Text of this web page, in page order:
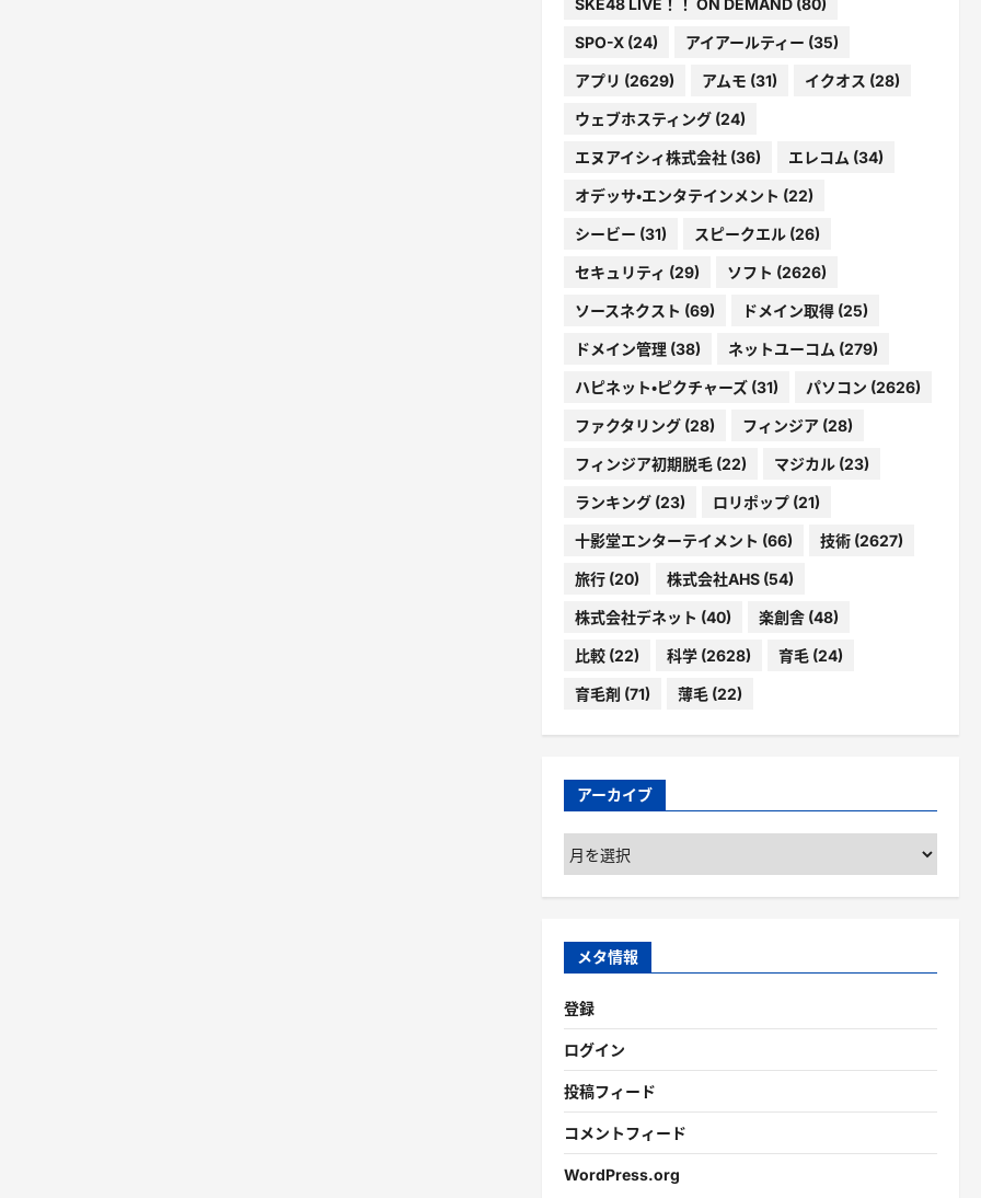
SPO-X(24) アイアールティー (35)
アプリ (2629) アムモ (31) イクオス (28)
ウェブホスティング(24)
エヌアイシィ株式会社(36) エレコム (34)
オデッサ・エンタテインメント (22)
シービー (31) スピークエル(26)
セキュリティ (29) ソフト (2626)
ソースネクスト (69) ドメイン取得(25)
ドメイン管理(38) ネットユーコム (279)
ハピネット・ピクチャーズ(31) パソコン (2626)
ファクタリング(28) フィンジア(28)
フィンジア初期脱毛(22) マジカル(23)
ランキング(23) ロリポップ(21)
十影堂エンターテイメント (66) 技術(2627)
旅行(20) 株式会社AHS(54)
株式会社デネット (40) 楽創舎(48)
比較(22) 科学(2628) 育毛(24)
育毛剤 (71) 薄毛(22)
アーカイブ
ア
ー
カ
ブ
メタ情報
登録
ログイン
投稿フィード
コメントフィード
WordPress.org